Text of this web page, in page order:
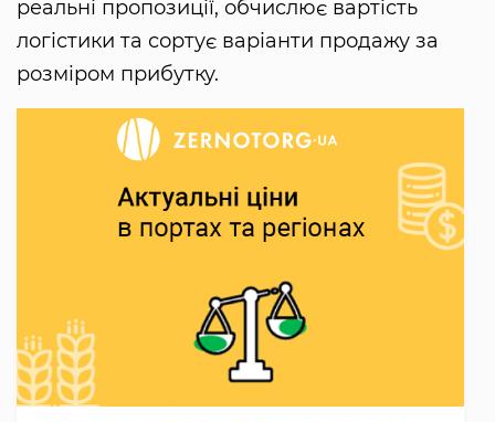
реальні пропозиції, обчислює вартість
логістики та сортує варіанти продажу за
розміром прибутку.